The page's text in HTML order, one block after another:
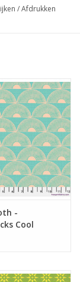
/Afdrukken
-
Cool